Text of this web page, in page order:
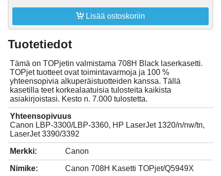
 Lisää ostoskoriin
Tuotetiedot
Tämä on TOPjetin valmistama 708H Black laserkasetti.
TOPjet tuotteet ovat toimintavarmoja ja 100 %
yhteensopivia alkuperäistuotteiden kanssa. Tällä
kasetilla teet korkealaatuisia tulosteita kaikista
asiakirjoistasi. Kesto n. 7.000 tulostetta.
Yhteensopivuus
Canon LBP-3300/LBP-3360, HP LaserJet 1320/n/nw/tn,
LaserJet 3390/3392
Merkki: Canon
Nimike: Canon 708H Kasetti TOPjet/Q5949X